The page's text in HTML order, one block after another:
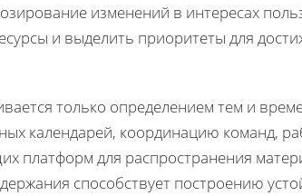
изменений в интересах
и выделить приоритеты для
только определением тем и
календарей, координацию команд,
платформ для распространения
способствует построению